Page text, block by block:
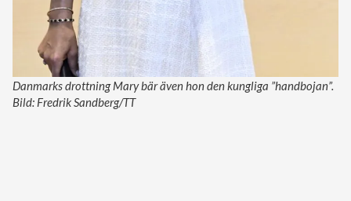
Danmarks drottning Mary bär även hon den kungliga ”handbojan”.
Bild: Fredrik Sandberg/TT